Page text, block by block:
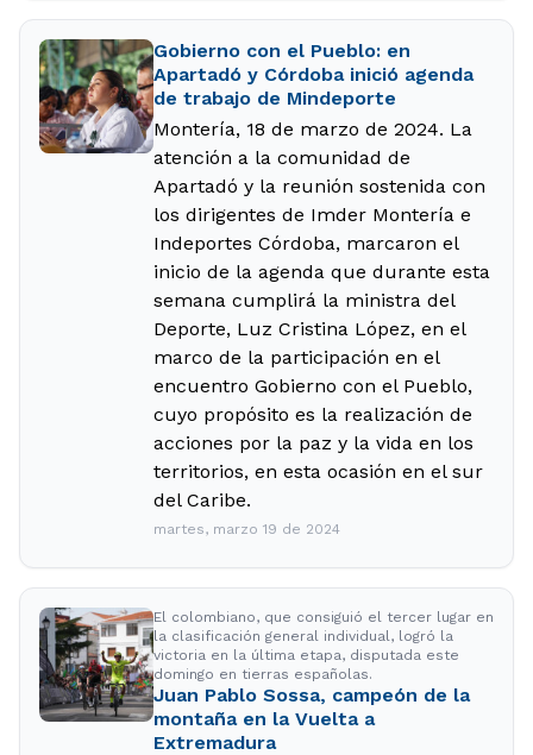
Gobierno con el Pueblo: en
Apartadó y Córdoba inició agenda
de trabajo de Mindeporte
Montería, 18 de marzo de 2024. La
atención a la comunidad de
Apartadó y la reunión sostenida con
los dirigentes de Imder Montería e
Indeportes Córdoba, marcaron el
inicio de la agenda que durante esta
semana cumplirá la ministra del
Deporte, Luz Cristina López, en el
marco de la participación en el
encuentro Gobierno con el Pueblo,
cuyo propósito es la realización de
acciones por la paz y la vida en los
territorios, en esta ocasión en el sur
del Caribe.
martes, marzo 19 de 2024
El colombiano, que consiguió el tercer lugar en
la clasificación general individual, logró la
victoria en la última etapa, disputada este
domingo en tierras españolas.
Juan Pablo Sossa, campeón de la
montaña en la Vuelta a
Extremadura